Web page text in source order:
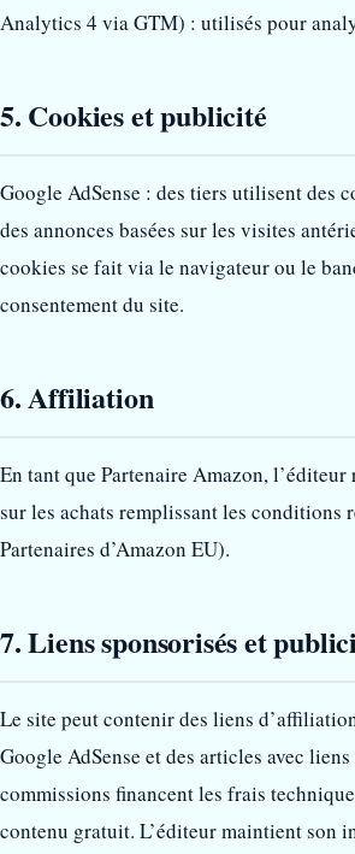
Analytics 4 via GTM) : utilisés pour
5. Cookies et publicité
Google AdSense : des tiers utilisent des
des annonces basées sur les visites
cookies se fait via le navigateur ou le
consentement du site.
6. Affiliation
En tant que Partenaire Amazon, l’éditeur
sur les achats remplissant les conditions
Partenaires d’Amazon EU).
7. Liens sponsorisés et
Le site peut contenir des liens
Google AdSense et des articles avec
commissions financent les frais
contenu gratuit. L’éditeur maintient son